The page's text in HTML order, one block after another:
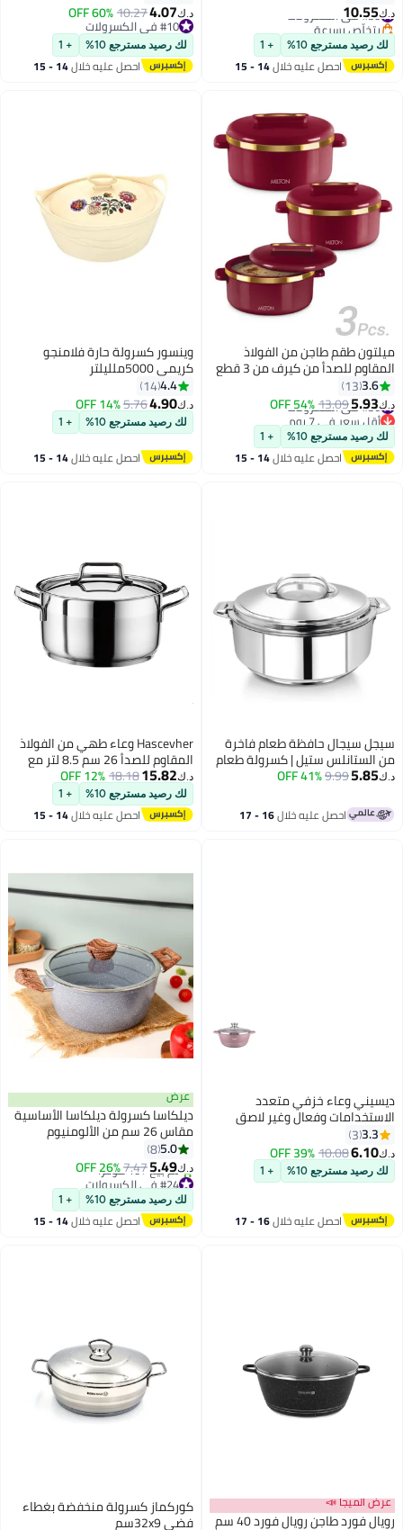
الغذاء | سهل الحمل | سهل التخزين |
شباتي | روتي | صانعة اللبن الرائب
د.ك‏10.55
#30 في الكسرولات
بتخلّص بسرعة
#30 في الكسرولات
لك رصيد مسترجع 10% + 1
احصل عليه خلال 14 - 15
د.ك‏4.07
10.27
60% OFF
#10 في الكسرولات
#10 في الكسرولات
لك رصيد مسترجع 10% + 1
احصل عليه خلال 14 - 15
ميلتون طقم طاجن من الفولاذ
المقاوم للصدأ من كيرف من 3 قطع
(450 مل، 840 مل، 1300 مل)، عنابي
| خالٍ من مادة BPA | درجة الغذاء |
سهل الحمل | سهل التخزين | شباتي
| روتي | صانعة اللبن الرائب
3.6
13
د.ك‏5.93
13.09
54% OFF #36 في الكسرولات
أقل سعر في 7 يوم
#36 في الكسرولات
لك رصيد مسترجع 10% + 1
احصل عليه خلال 14 - 15
وينسور كسرولة حارة فلامنجو
كريمي 5000ملليلتر
4.4
14
د.ك‏4.90
5.76
14% OFF
لك رصيد مسترجع 10% + 1
احصل عليه خلال 14 - 15
سيجل سيجال حافظة طعام فاخرة
من الستانلس ستيل | كسرولة طعام
مزدوجة الجدار معزولة | تحافظ على
متين | مثالية للمنزل والحفلات
د.ك‏5.85
9.99
41% OFF
احصل عليه خلال 16 - 17
Hascevher وعاء طهي من الفولاذ
المقاوم للصدأ 26 سم 8.5 لتر مع
غطاء - وعاء كبير فضي ثقيل
القاعدة متعددة الطبقات للاستخدام
على مواقد الحث والغاز والكهرباء
والسيراميك آمن في غسالة الصحون
د.ك‏15.82
18.18
12% OFF
لك رصيد مسترجع 10% + 1
احصل عليه خلال 14 - 15
ديسيني وعاء خزفي متعدد
الاستخدامات وفعال وغير لاصق
3.3
3
د.ك‏6.10
10.08
39% OFF
لك رصيد مسترجع 10% + 1
احصل عليه خلال 16 - 17
عرض
ديلكاسا كسرولة ديلكاسا الأساسية
مقاس 26 سم من الألومنيوم
المطروق غير القابل للالتصاق مع
طلاء الجرانيت
5.0
8
د.ك‏5.49
7.47
26% OFF
#24 في الكسرولات
أقل سعر في 30 يوم
تم بيع +10 مؤخرًا
#24 في الكسرولات
لك رصيد مسترجع 10% + 1
احصل عليه خلال 14 - 15
عرض الميجا 📣
رويال فورد طاجن رويال فورد 40 سم
كوركماز كسرولة منخفضة بغطاء
فضي 32x9سم